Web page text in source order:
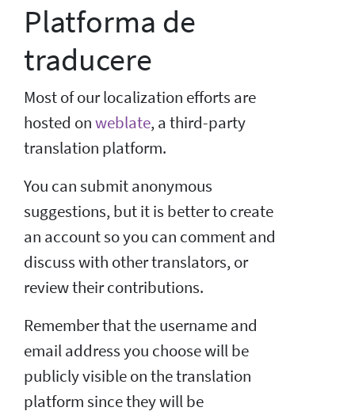
Platforma de
traducere
Most of our localization efforts are
hosted onweblate, a third-party
translation platform.
You can submit anonymous
suggestions, but it is better to create
an account so you can comment and
discuss with other translators, or
review their contributions.
Remember that the username and
email address you choose will be
publicly visible on the translation
platform since they will be